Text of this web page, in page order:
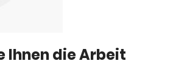
Ihnen die Arbeit